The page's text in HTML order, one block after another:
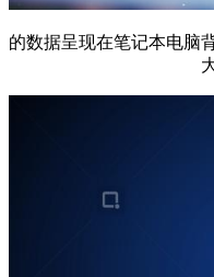
的数据呈现在笔记本电脑